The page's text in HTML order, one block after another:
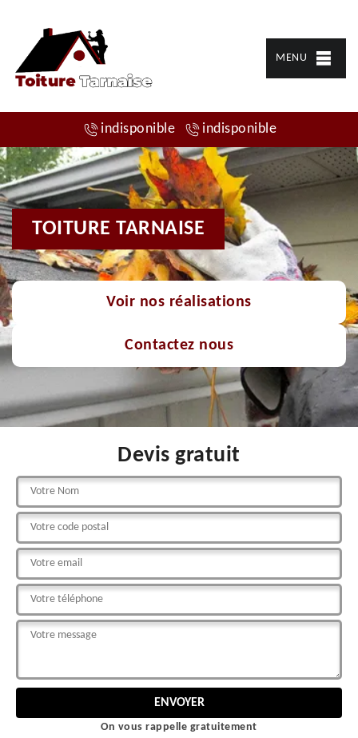
MENU
indisponible indisponible
TOITURE TARNAISE
Voir nos réalisations
Contactez nous
Devis gratuit
On vous rappelle gratuitement